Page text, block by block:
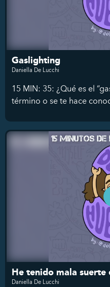
Gaslighting
Daniella De Lucchi
15 MIN: 35: ¿Qué es el
término o se te hace
He tenido mala suerte
Daniella De Lucchi